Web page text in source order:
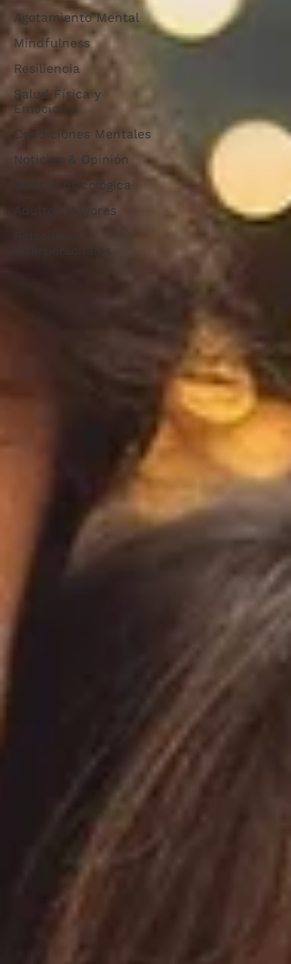
Agotamiento Mental
Mindfulness
Resiliencia
Salud Física y
Emocional
Condiciones Mentales
Noticias & Opinión
Terapia psicológica
Adultos Mayores
Interpersonales